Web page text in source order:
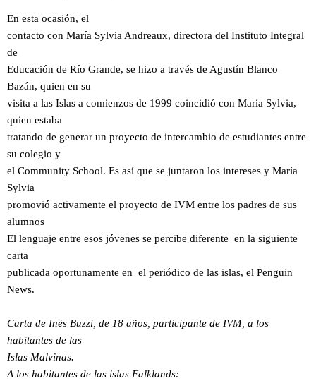
En esta ocasión, el
contacto con María Sylvia Andreaux, directora del Instituto Integral
de
Educación de Río Grande, se hizo a través de Agustín Blanco
Bazán, quien en su
visita a las Islas a comienzos de 1999 coincidió con María Sylvia,
quien estaba
tratando de generar un proyecto de intercambio de estudiantes entre
su colegio y
el Community School. Es así que se juntaron los intereses y María
Sylvia
promovió activamente el proyecto de IVM entre los padres de sus
alumnos
El lenguaje entre esos jóvenes se percibe diferente en la siguiente
carta
publicada oportunamente en el periódico de las islas, el Penguin
News.
Carta de Inés Buzzi, de 18 años, participante de IVM, a los
habitantes de las
Islas Malvinas.
A los habitantes de las islas Falklands: